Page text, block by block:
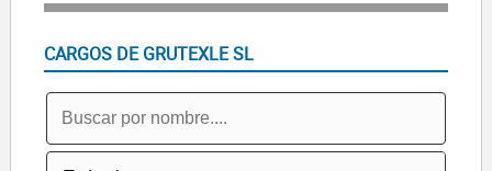
CARGOS DE GRUTEXLE SL